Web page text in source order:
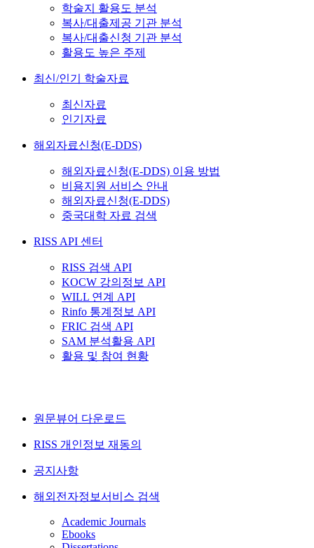
학술지 활용도 분석
복사/대출제공 기관 분석
복사/대출신청 기관 분석
활용도 높은 주제
최신/인기 학술자료
최신자료
인기자료
해외자료신청(E-DDS)
해외자료신청(E-DDS) 이용 방법
비용지원 서비스 안내
해외자료신청(E-DDS)
중국대학 자료 검색
RISS API 센터
RISS 검색 API
KOCW 강의정보 API
WILL 연계 API
Rinfo 통계정보 API
FRIC 검색 API
SAM 분석활용 API
활용 및 참여 현황
원문뷰어 다운로드
RISS 개인정보 재동의
공지사항
해외전자정보서비스 검색
Academic Journals
Ebooks